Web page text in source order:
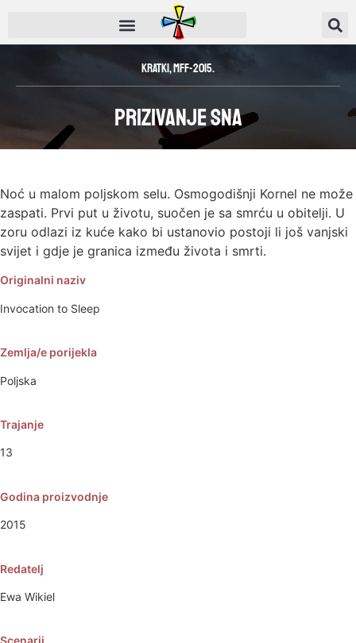
Kratki,MFF-2015.
Prizivanje sna
Originalni naziv
Invocation to Sleep
Zemlja/e porijekla
Poljska
Trajanje
13
Godina proizvodnje
2015
Redatelj
Ewa Wikiel
Noć u malom poljskom selu. Osmogodišnji Kornel ne može
zaspati. Prvi put u životu, suočen je sa smrću u obitelji. U
zoru odlazi iz kuće kako bi ustanovio postoji li još vanjski
svijet i gdje je granica između života i smrti.